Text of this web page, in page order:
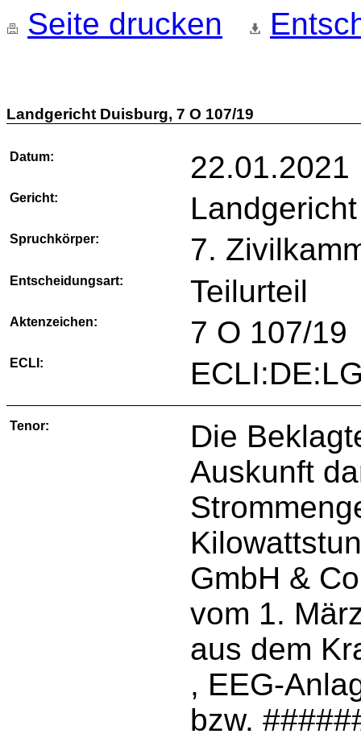
Seite drucken
Landgericht Duisburg, 7 O 107/19
Datum: 22.01.2021
Gericht:
Spruchkörper: 7.
Entscheidungsart: Teilurteil
Aktenzeichen: 7 O 107/19
ECLI:
Tenor:
Die
Auskunft
GmbH &
vom 1.
aus dem
, EEG-
bzw.